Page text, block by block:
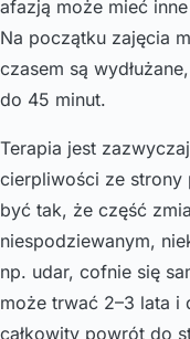
afazją może mieć
Na początku zajęcia
czasem są
do 45 minut.
Terapia jest
cierpliwości ze strony
być tak, że część
niespodziewanym,
np. udar, cofnie się
może trwać 2–3 lata i
całkowity powrót do